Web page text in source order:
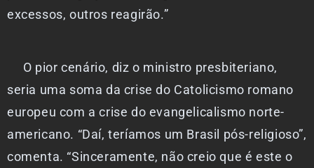
excessos, outros reagirão.”
O pior cenário, diz o ministro presbiteriano,
seria uma soma da crise do Catolicismo romano
europeu com a crise do evangelicalismo norte-
americano. “Daí, teríamos um Brasil pós-religioso”,
comenta. “Sinceramente, não creio que é este o